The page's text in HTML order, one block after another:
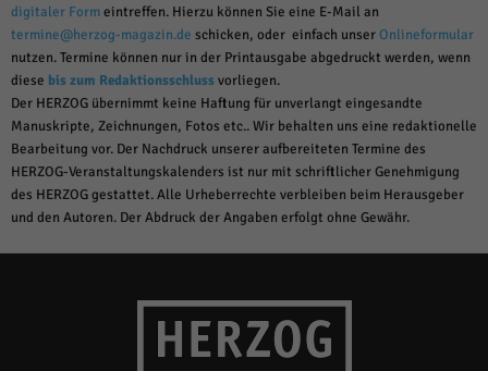
digitaler Formeintreffen. Hierzu können Sie eine E-Mail an
termine@herzog-magazin.de schicken, oder einfach unserOnlineformular
nutzen. Termine können nur in der Printausgabe abgedruckt werden, wenn
diese bis zum Redaktionsschlussvorliegen.
Der HERZOG übernimmt keine Haftung für unverlangt eingesandte
Manuskripte, Zeichnungen, Fotos etc.. Wir behalten uns eine redaktionelle
Bearbeitung vor. Der Nachdruck unserer aufbereiteten Termine des
HERZOG-Veranstaltungskalenders ist nur mit schriftlicher Genehmigung
des HERZOG gestattet. Alle Urheberrechte verbleiben beim Herausgeber
und den Autoren. Der Abdruck der Angaben erfolgt ohne Gewähr.